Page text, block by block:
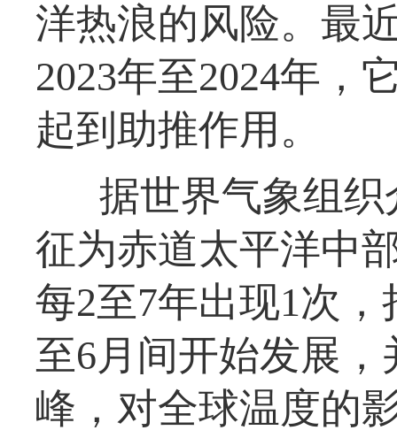
洋热浪的风险。最
2023年至2024年，
起到助推作用。
据世界气象组
征为赤道太平洋中
每2至7年出现1次
至6月间开始发展
峰，对全球温度的